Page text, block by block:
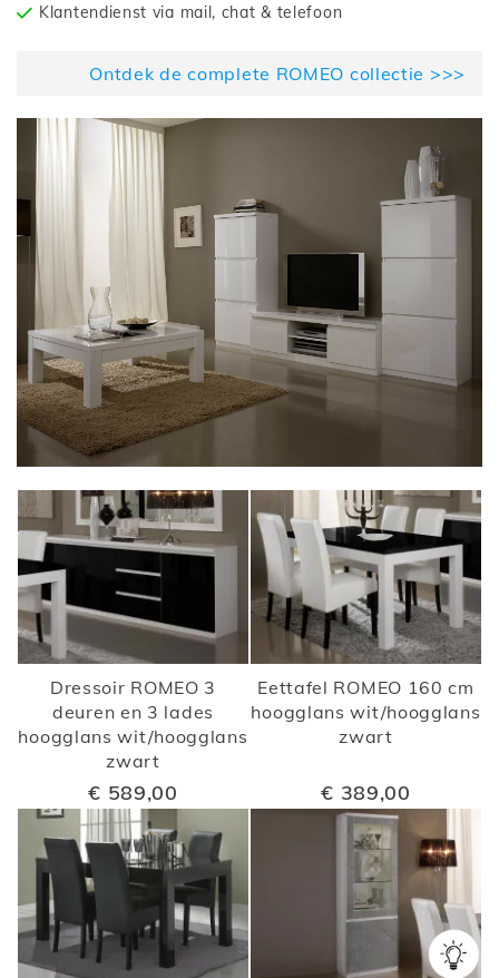
Klantendienst via mail, chat & telefoon
Ontdek de complete ROMEO collectie >>>
Dressoir ROMEO 3
deuren en 3 lades
hoogglans wit/hoogglans
zwart
€ 589,00
Eettafel ROMEO 160 cm
hoogglans wit/hoogglans
zwart
€ 389,00